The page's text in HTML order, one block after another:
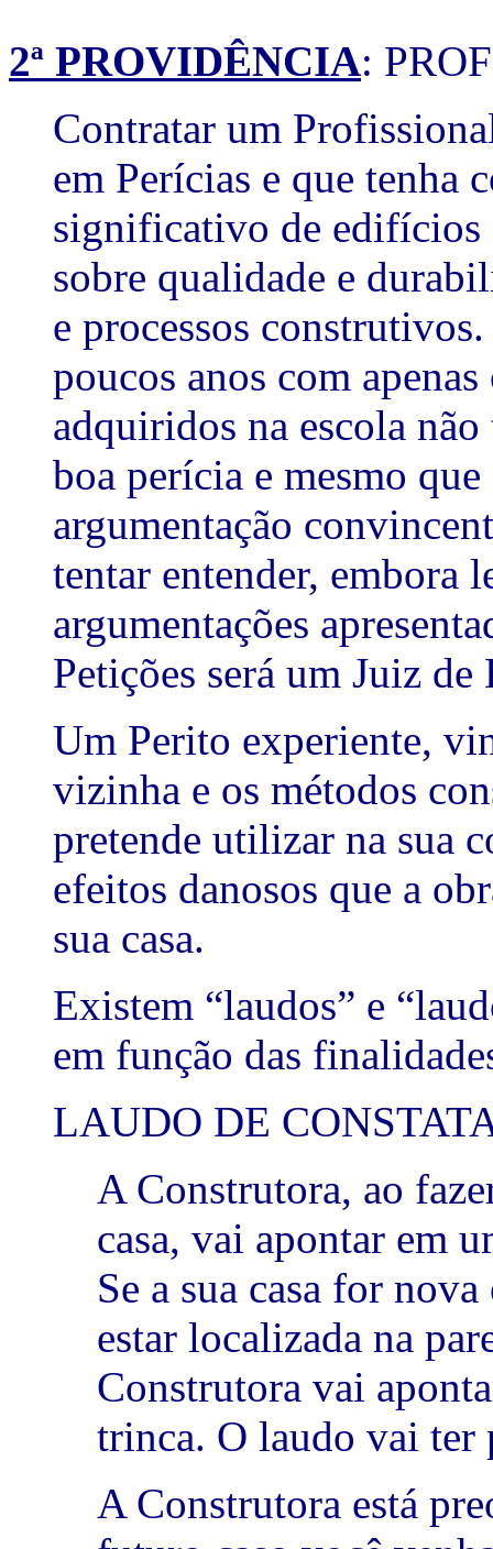
2ª PROVIDÊNCIA:
Contratar um
em Perícias e que tenha
significativo de edifícios
sobre qualidade e
e processos construtivos.
poucos anos com
adquiridos na escola
boa perícia e mesmo
argumentação
tentar entender, embora
argumentações
Petições será um Juiz
Um Perito experiente,
vizinha e os métodos
pretende utilizar na sua
efeitos danosos que a
sua casa.
Existem “laudos” e
em função das
LAUDO DE
A Construtora, ao
casa, vai apontar em
Se a sua casa for
estar localizada na
Construtora vai
trinca. O laudo vai ter
A Construtora está